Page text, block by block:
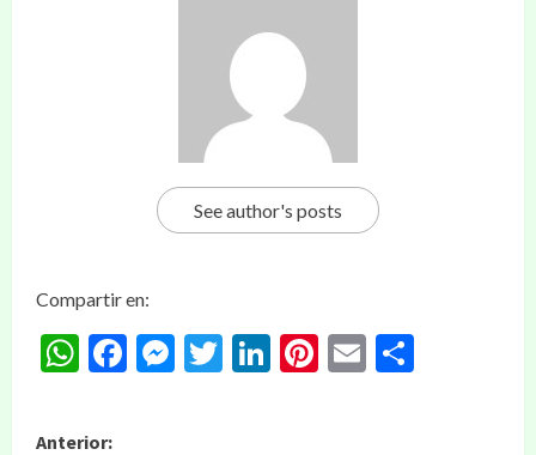
See author's posts
Compartir en:
WhatsApp
Facebook
Messenger
Twitter
LinkedIn
Pinterest
Email
Anterior: